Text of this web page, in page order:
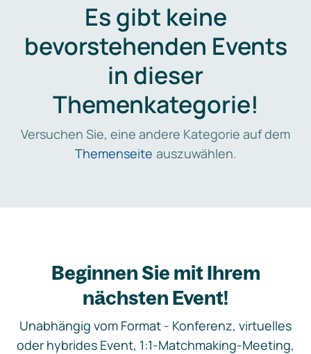
Es gibt keine
bevorstehenden Events
in dieser
Themenkategorie!
Versuchen Sie, eine andere Kategorie auf dem
Themenseite auszuwählen.
Beginnen Sie mit Ihrem
nächsten Event!
Unabhängig vom Format - Konferenz, virtuelles
oder hybrides Event, 1:1-Matchmaking-Meeting,